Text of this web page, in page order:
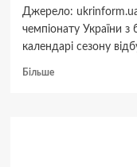
Джерело: ukrinform.ua
чемпіонату України
календарі сезону
БільшеДокладніше